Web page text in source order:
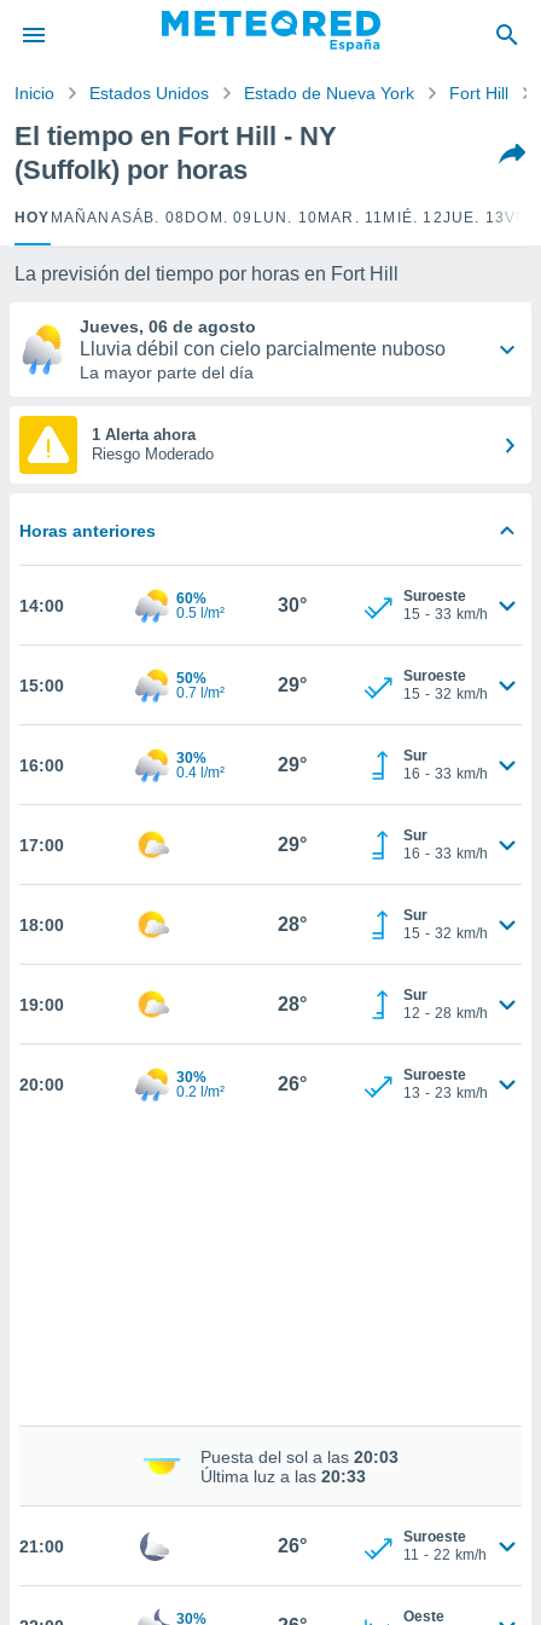
por
para
la
calidad.
a este
las
y
forma
basada
permite
seguir
coste.
botón
a la
todas
nos
y análisis
como
y
en
más
de
sitio
Inicio Estados Unidos Estado de Nueva York Fort Hill
El tiempo en Fort Hill - NY
(Suffolk) por horas
HOY MAÑANASÁB. 08 DOM. 09 LUN. 10 MAR. 11 MIÉ. 12JUE. 13VIE.
La previsión del tiempo por horas en Fort Hill
Jueves, 06 de agosto
Lluvia débil con cielo parcialmente nuboso
La mayor parte del día
1 Alerta ahora
Riesgo Moderado
Horas anteriores
14:00
60%
0.5 l/m²
30°
Suroeste
15 - 33 km/h
15:00
50%
0.7 l/m²
29°
Suroeste
15 - 32 km/h
16:00
30%
0.4 l/m²
29°
Sur
16 - 33 km/h
17:00 29°
Sur
16 - 33 km/h
18:00 28°
Sur
15 - 32 km/h
19:00 28°
Sur
12 - 28 km/h
20:00
30%
0.2 l/m²
26°
Suroeste
13 - 23 km/h
Puesta del sol a las 20:03
Última luz a las 20:33
21:00 26°
Suroeste
11 - 22 km/h
30%
Oeste